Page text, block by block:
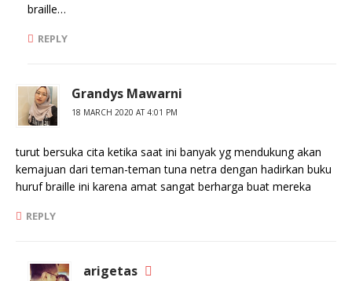
braille…
REPLY
Grandys Mawarni
18 MARCH 2020 AT 4:01 PM
turut bersuka cita ketika saat ini banyak yg mendukung akan
kemajuan dari teman-teman tuna netra dengan hadirkan buku
huruf braille ini karena amat sangat berharga buat mereka
REPLY
arigetas